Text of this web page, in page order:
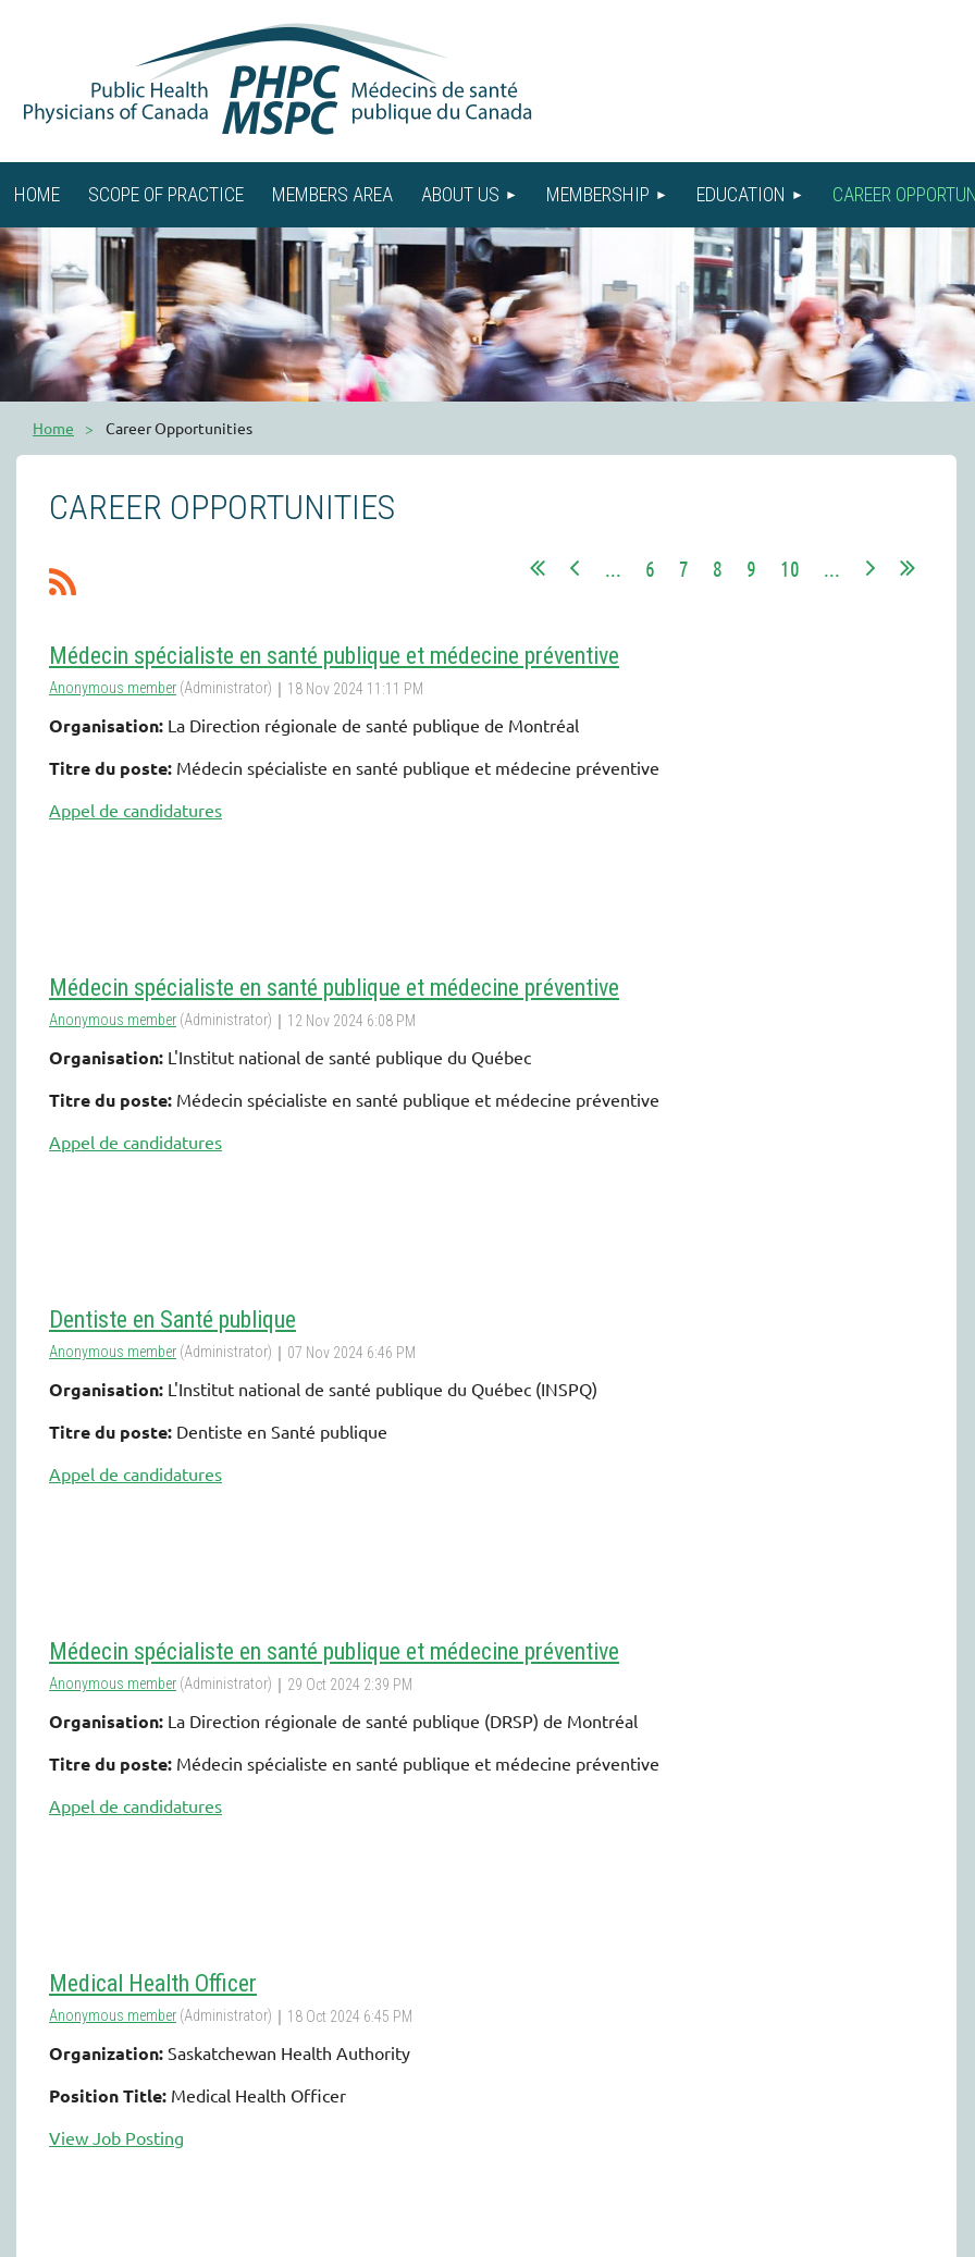
HOME SCOPE OF PRACTICE MEMBERS AREA ABOUT US MEMBERSHIP EDUCATION CAREER
Home Career Opportunities
CAREER OPPORTUNITIES
... 6 7 8 9 10 ...
Médecin spécialiste en santé publique et médecine préventive
Organisation: La Direction régionale de santé publique de Montréal
Titre du poste: Médecin spécialiste en santé publique et médecine préventive
Appel de candidatures
Médecin spécialiste en santé publique et médecine préventive
Organisation: L'Institut national de santé publique du Québec
Titre du poste: Médecin spécialiste en santé publique et médecine préventive
Appel de candidatures
Dentiste en Santé publique
Organisation: L'Institut national de santé publique du Québec (INSPQ)
Titre du poste: Dentiste en Santé publique
Appel de candidatures
Médecin spécialiste en santé publique et médecine préventive
Organisation: La Direction régionale de santé publique (DRSP) de Montréal
Titre du poste: Médecin spécialiste en santé publique et médecine préventive
Appel de candidatures
Medical Health Officer
Organization: Saskatchewan Health Authority
Position Title: Medical Health Officer
View Job Posting